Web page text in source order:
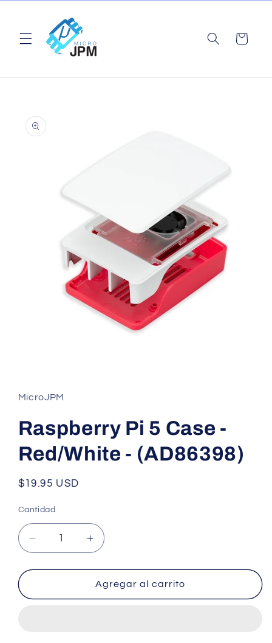
Ir
al contenido
Carrito
información
1
en
ventana
modal
MicroJPM
Raspberry Pi 5 Case -
Red/White - (AD86398)
Precio
$19.95 USD
Cantidad
Cantidad
Reducir
cantidad
para
Pi
Aumentar
cantidad
para
Raspberry
Pi
Agregar al carrito